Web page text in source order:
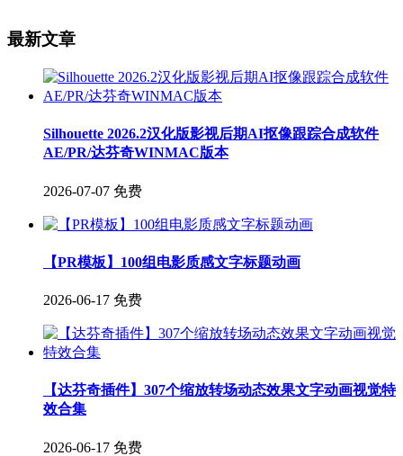
最新文章
Silhouette 2026.2汉化版影视后期AI抠像跟踪合成软件
AE/PR/达芬奇WINMAC版本
2026-07-07 免费
【PR模板】100组电影质感文字标题动画
2026-06-17 免费
【达芬奇插件】307个缩放转场动态效果文字动画视觉特
效合集
2026-06-17 免费